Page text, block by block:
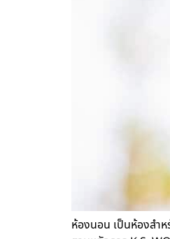
ห้องนอน เป็นห้องสำ